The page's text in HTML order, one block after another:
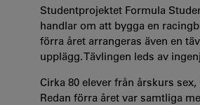
Studentprojektet Formula
handlar om att bygga en
förra året arrangeras även en
upplägg. Tävlingen leds av
Cirka 80 elever från årskurs
Redan förra året var samtliga